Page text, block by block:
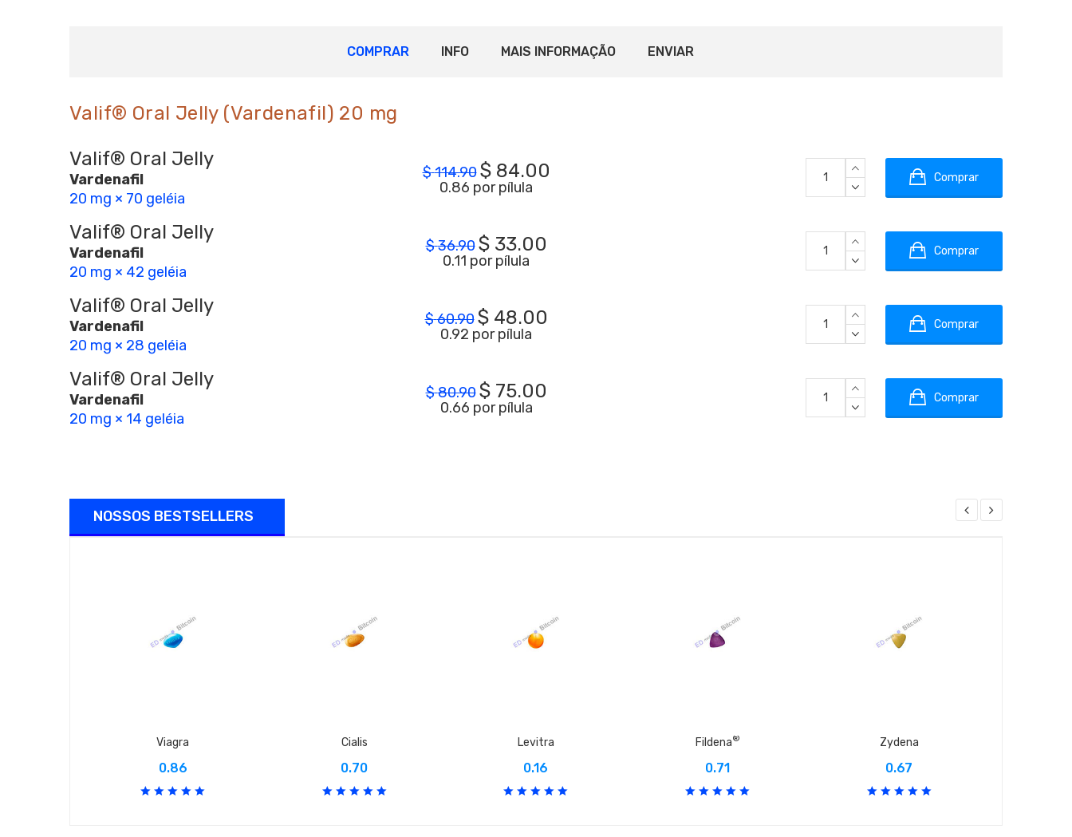
COMPRAR INFO MAIS INFORMAÇÃO ENVIAR
Valif® Oral Jelly (Vardenafil) 20 mg
Valif® Oral Jelly
Vardenafil
20 mg × 70 geléia
$114.90 $ 84.00
0.86 por pílula
Comprar
Valif® Oral Jelly
Vardenafil
20 mg × 42 geléia
$36.90 $ 33.00
0.11 por pílula
Comprar
Valif® Oral Jelly
Vardenafil
20 mg × 28 geléia
$60.90 $ 48.00
0.92 por pílula
Comprar
Valif® Oral Jelly
Vardenafil
20 mg × 14 geléia
$80.90 $ 75.00
0.66 por pílula
Comprar
NOSSOS BESTSELLERS
Viagra
0.86
Cialis
0.70
Levitra
0.16
Fildena®
0.71
Zydena
0.67